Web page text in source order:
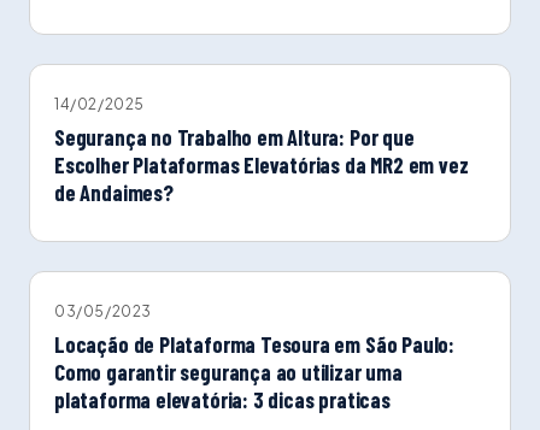
14/02/2025
Segurança no Trabalho em Altura: Por que
Escolher Plataformas Elevatórias da MR2 em vez
de Andaimes?
03/05/2023
Locação de Plataforma Tesoura em São Paulo:
Como garantir segurança ao utilizar uma
plataforma elevatória: 3 dicas praticas